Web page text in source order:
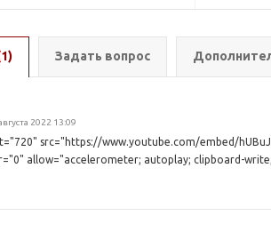
Задать вопрос
2022 13:09
src="https://www.youtube.com/embed/
allow="accelerometer; autoplay; clipboard-